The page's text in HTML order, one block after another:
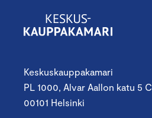
Keskuskauppakamari
PL 1000, Alvar Aallon katu 5 C
00101 Helsinki